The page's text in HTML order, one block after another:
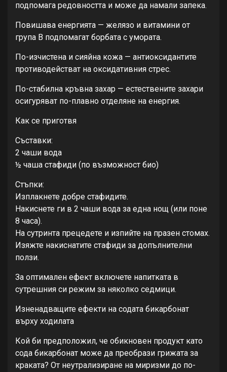
подпомага редовността и може да намали запека.
Повишава енергията — желязо и витамини от
група B подпомагат борбата с умората.
По-изчистена и сияйна кожа — антиоксидантите
противодействат на оксидативния стрес.
По-стабилна кръвна захар — естествените захари
осигуряват по-плавно отделяне на енергия.
Как се приготвя
Съставки:
2 чаши вода
½ чаша стафиди (по възможност био)
Стъпки:
Изплакнете добре стафидите.
Накиснете ги в 2 чаши вода за една нощ (или поне
8 часа).
На сутринта прецедете и изпийте на празен стомах.
Изяжте накиснатите стафиди за допълнителни
ползи.
За оптимален ефект включете напитката в
сутрешния си режим за няколко седмици.
Изненадващите ефекти на содата бикарбонат
върху ходилата
Кой би предположил, че обикновен продукт като
сода бикарбонат може да преобрази грижата за
краката? От неутрализиране на миризми до по-